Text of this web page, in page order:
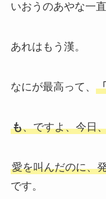
いおうのあやな一
あれはもう漢。
なにが最高って、
も、ですよ、今日
愛を叫んだのに、
です。